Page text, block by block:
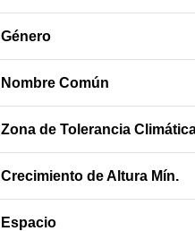
Género
Nombre Común
Zona de Tolerancia
Crecimiento de Altura Mín.
Espacio